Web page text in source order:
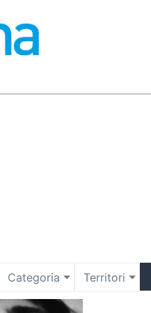
Categoria Territori